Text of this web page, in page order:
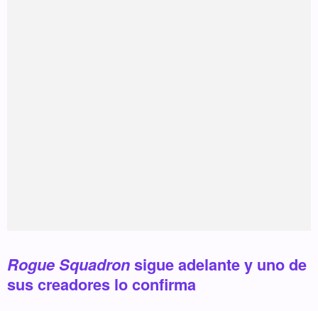
Rogue Squadronsigue adelante y uno de
sus creadores lo confirma